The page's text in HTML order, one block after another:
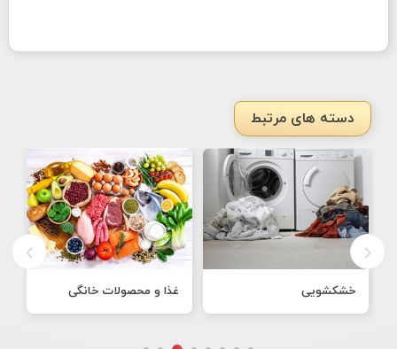
دسته های مرتبط
خشکشویی غذا و محصولات خانگی